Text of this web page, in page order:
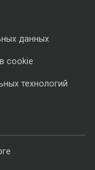
данных
cookie
технологий